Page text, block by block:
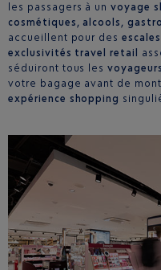
les passagers à un voyage
cosmétiques, alcools,
accueillent pour des
exclusivités travel retail
séduiront tous lesvoyageurs
votre bagage avant de
expérience shopping